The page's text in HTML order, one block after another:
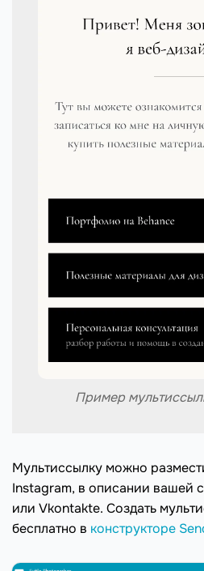
Пример
Мультиссылку можно
Instagram, в описании вашей
или Vkontakte. Создать
бесплатно в конструкторе